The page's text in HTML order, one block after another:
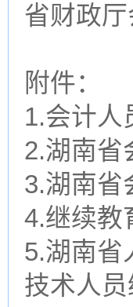
省财
附件：
1.会计人
2.湖南省
3.湖南省
4.继续
5.湖南省
技术人